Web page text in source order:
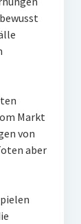
Markt
von
aber